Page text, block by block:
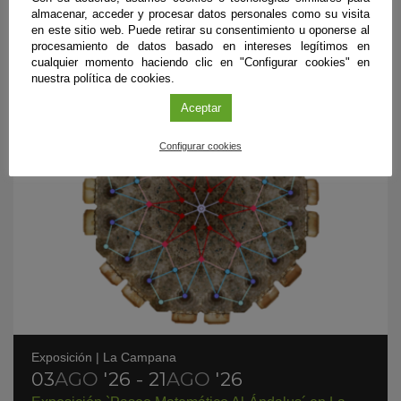
Campana (Sevilla)
Exposición | La Campana
03AGO '26 - 21AGO '26
almacenar, acceder y procesar datos personales como su visita
en este sitio web. Puede retirar su consentimiento u oponerse al
procesamiento de datos basado en intereses legítimos en
cualquier momento haciendo clic en "Configurar cookies" en
nuestra política de cookies.
Aceptar
Configurar cookies